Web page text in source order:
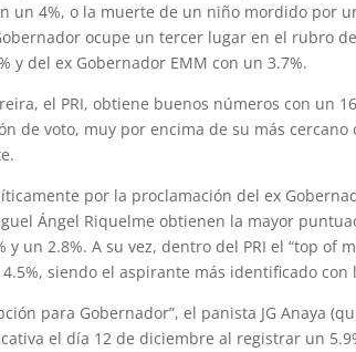
un 4%, o la muerte de un niño mordido por
ocupe un tercer lugar en el rubro
y del ex Gobernador EMM con un 3.7%.
el PRI, obtiene buenos números con un
de voto, muy por encima de su más cercano
por la proclamación del ex
Ángel Riquelme obtienen la mayor
un 2.8%. A su vez, dentro del PRI el “top of
siendo el aspirante más identificado con
para Gobernador”, el panista JG Anaya
el día 12 de diciembre al registrar un